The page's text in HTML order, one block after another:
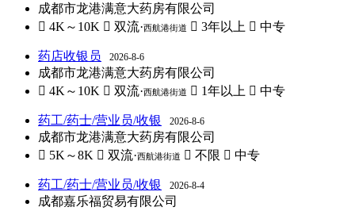
成都市龙港满意大药房有限公司
 4K～10K  双流·西航港街道  3年以上  中专
药店收银员 2026-8-6
成都市龙港满意大药房有限公司
 4K～10K  双流·西航港街道  1年以上  中专
药工/药士/营业员/收银 2026-8-6
成都市龙港满意大药房有限公司
 5K～8K  双流·西航港街道  不限  中专
药工/药士/营业员/收银 2026-8-4
成都嘉乐福贸易有限公司